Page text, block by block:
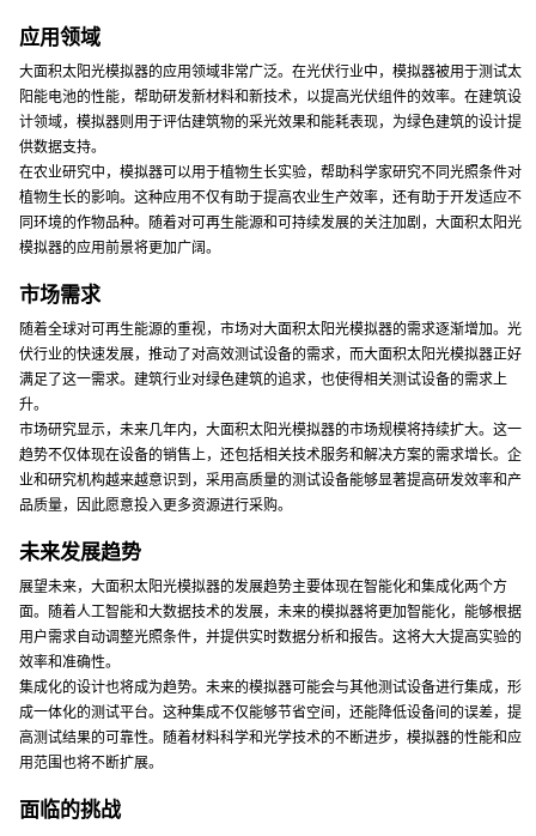
应用领域
大面积太阳光模拟器的应用领域非常广泛。在光伏行业中，模拟器被用于测试太
阳能电池的性能，帮助研发新材料和新技术，以提高光伏组件的效率。在建筑设
计领域，模拟器则用于评估建筑物的采光效果和能耗表现，为绿色建筑的设计提
供数据支持。
在农业研究中，模拟器可以用于植物生长实验，帮助科学家研究不同光照条件对
植物生长的影响。这种应用不仅有助于提高农业生产效率，还有助于开发适应不
同环境的作物品种。随着对可再生能源和可持续发展的关注加剧，大面积太阳光
模拟器的应用前景将更加广阔。
市场需求
随着全球对可再生能源的重视，市场对大面积太阳光模拟器的需求逐渐增加。光
伏行业的快速发展，推动了对高效测试设备的需求，而大面积太阳光模拟器正好
满足了这一需求。建筑行业对绿色建筑的追求，也使得相关测试设备的需求上
升。
市场研究显示，未来几年内，大面积太阳光模拟器的市场规模将持续扩大。这一
趋势不仅体现在设备的销售上，还包括相关技术服务和解决方案的需求增长。企
业和研究机构越来越意识到，采用高质量的测试设备能够显著提高研发效率和产
品质量，因此愿意投入更多资源进行采购。
未来发展趋势
展望未来，大面积太阳光模拟器的发展趋势主要体现在智能化和集成化两个方
面。随着人工智能和大数据技术的发展，未来的模拟器将更加智能化，能够根据
用户需求自动调整光照条件，并提供实时数据分析和报告。这将大大提高实验的
效率和准确性。
集成化的设计也将成为趋势。未来的模拟器可能会与其他测试设备进行集成，形
成一体化的测试平台。这种集成不仅能够节省空间，还能降低设备间的误差，提
高测试结果的可靠性。随着材料科学和光学技术的不断进步，模拟器的性能和应
用范围也将不断扩展。
面临的挑战